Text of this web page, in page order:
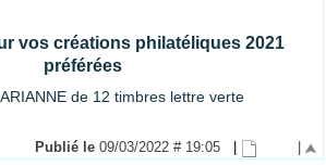
vos créations philatéliques 2021
préférées
de 12 timbres lettre verte
Publié le 09/03/2022 # 19:05